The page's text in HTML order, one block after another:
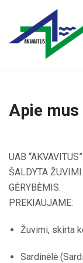
Apie mus
UAB
ŠALDYTA
GĖRYBĖMIS.
PREKIAUJAME:
Žuvimi, skirta
Sardinėlė